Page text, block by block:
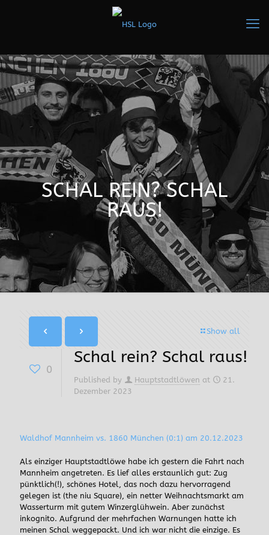
SCHAL REIN? SCHAL
RAUS!
Show all
0
Schal rein? Schal raus!
Published by Hauptstadtlöwen at
21.
Dezember 2023
Waldhof Mannheim vs. 1860 München (0:1) am 20.12.2023
Als einziger Hauptstadtlöwe habe ich gestern die Fahrt nach
Mannheim angetreten. Es lief alles erstaunlich gut: Zug
pünktlich(!), schönes Hotel, das noch dazu hervorragend
gelegen ist (the niu Square), ein netter Weihnachtsmarkt am
Wasserturm mit gutem Winzerglühwein. Aber zunächst
inkognito. Aufgrund der mehrfachen Warnungen hatte ich
meinen Schal weggepackt. Und ich war nicht die einzige. Es